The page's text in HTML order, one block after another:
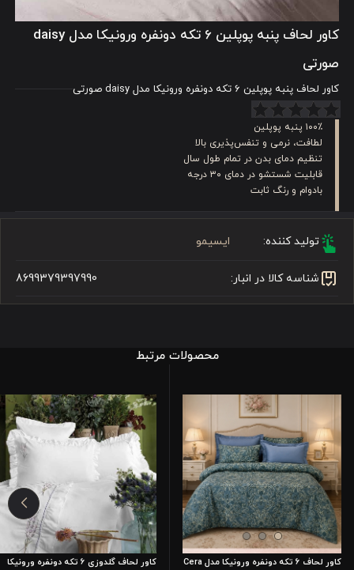
کاور لحاف پنبه پوپلین 6 تکه دونفره ورونیکا مدل daisy
صورتی
کاور لحاف پنبه پوپلین 6 تکه دونفره ورونیکا مدل daisy صورتی
۱۰۰٪ پنبه پوپلین
لطافت، نرمی و تنفس‌پذیری بالا
تنظیم دمای بدن در تمام طول سال
قابلیت شستشو در دمای ۳۰ درجه
بادوام و رنگ ثابت
تولید کننده: ایسیمو
شناسه کالا در انبار: 8699379397990
محصولات مرتبط
کاور لحاف ۶ تکه دونفره ورونیکا مدل Cera
کاور لحاف گلدوزی 6 تکه دونفره ورونیکا